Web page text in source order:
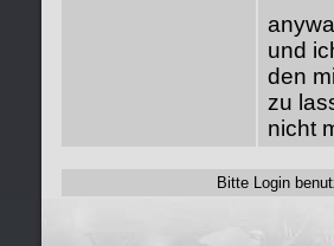
und
den
zu
nicht
Bitte Login